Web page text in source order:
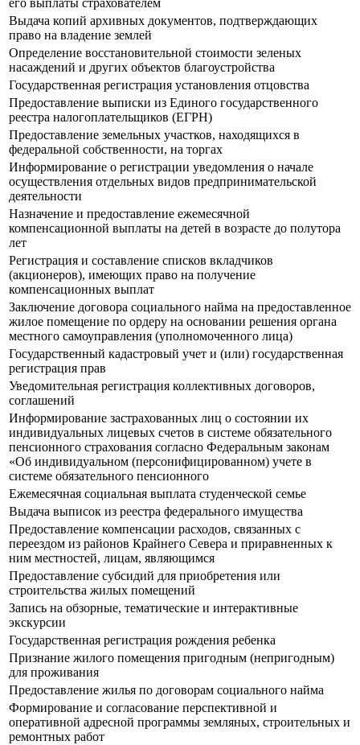
его выплаты страхователем
Выдача копий архивных документов, подтверждающих
право на владение землей
Определение восстановительной стоимости зеленых
насаждений и других объектов благоустройства
Государственная регистрация установления отцовства
Предоставление выписки из Единого государственного
реестра налогоплательщиков (ЕГРН)
Предоставление земельных участков, находящихся в
федеральной собственности, на торгах
Информирование о регистрации уведомления о начале
осуществления отдельных видов предпринимательской
деятельности
Назначение и предоставление ежемесячной
компенсационной выплаты на детей в возрасте до полутора
лет
Регистрация и составление списков вкладчиков
(акционеров), имеющих право на получение
компенсационных выплат
Заключение договора социального найма на предоставленное
жилое помещение по ордеру на основании решения органа
местного самоуправления (уполномоченного лица)
Государственный кадастровый учет и (или) государственная
регистрация прав
Уведомительная регистрация коллективных договоров,
соглашений
Информирование застрахованных лиц о состоянии их
индивидуальных лицевых счетов в системе обязательного
пенсионного страхования согласно Федеральным законам
«Об индивидуальном (персонифицированном) учете в
системе обязательного пенсионного
Ежемесячная социальная выплата студенческой семье
Выдача выписок из реестра федерального имущества
Предоставление компенсации расходов, связанных с
переездом из районов Крайнего Севера и приравненных к
ним местностей, лицам, являющимся
Предоставление субсидий для приобретения или
строительства жилых помещений
Запись на обзорные, тематические и интерактивные
экскурсии
Государственная регистрация рождения ребенка
Признание жилого помещения пригодным (непригодным)
для проживания
Предоставление жилья по договорам социального найма
Формирование и согласование перспективной и
оперативной адресной программы земляных, строительных и
ремонтных работ